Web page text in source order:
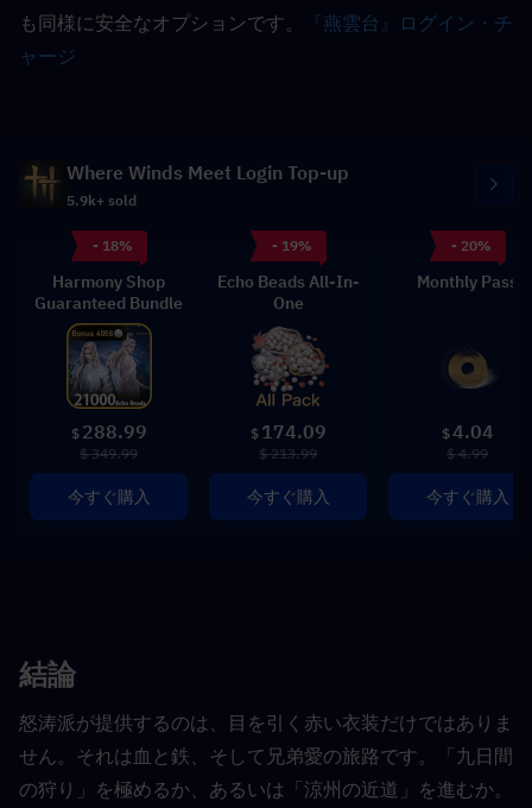
も同様に安全なオプションです。
『燕雲台』ログイン・チ
ャージ
Where Winds Meet Login Top-up
5.9k+ sold
- 18%
Harmony Shop
Guaranteed Bundle
$ 288.99
$ 349.99
今すぐ購入
- 19%
Echo Beads All-In-
One
$ 174.09
$ 213.99
今すぐ購入
- 20%
Monthly Pass
$4.04
$ 4.99
今すぐ購入
結論
怒涛派が提供するのは、目を引く赤い衣装だけではありま
せん。それは血と鉄、そして兄弟愛の旅路です。「九日間
の狩り」を極めるか、あるいは「涼州の近道」を進むか。